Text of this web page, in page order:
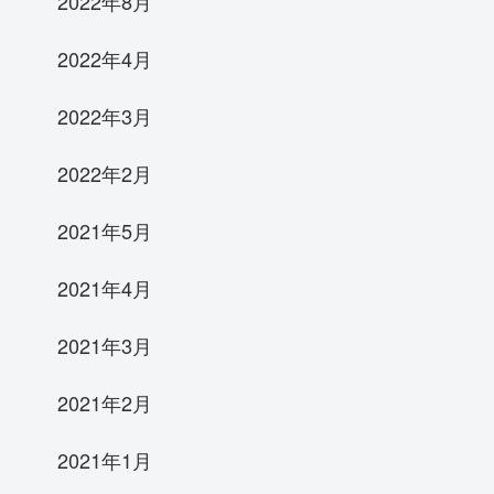
2022年4月
2022年3月
2022年2月
2021年5月
2021年4月
2021年3月
2021年2月
2021年1月